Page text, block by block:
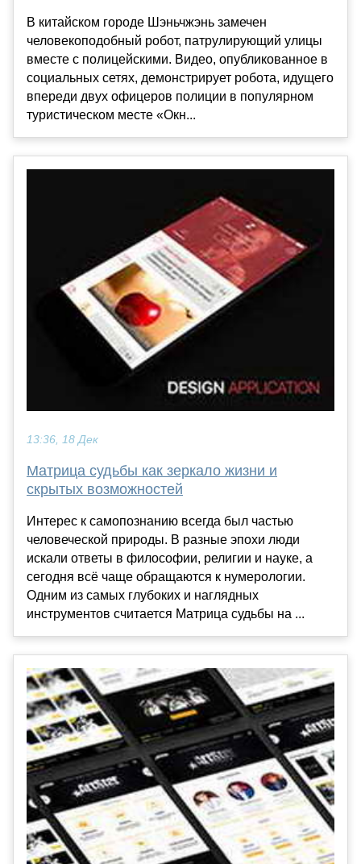
В китайском городе Шэньчжэнь замечен
человекоподобный робот, патрулирующий улицы
вместе с полицейскими. Видео, опубликованное в
социальных сетях, демонстрирует робота, идущего
впереди двух офицеров полиции в популярном
туристическом месте «Окн...
13:36, 18 Дек
Матрица судьбы как зеркало жизни и
скрытых возможностей
Интерес к самопознанию всегда был частью
человеческой природы. В разные эпохи люди
искали ответы в философии, религии и науке, а
сегодня всё чаще обращаются к нумерологии.
Одним из самых глубоких и наглядных
инструментов считается Матрица судьбы на ...